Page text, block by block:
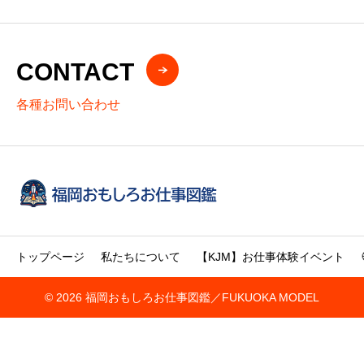
CONTACT
各種お問い合わせ
トップページ 私たちについて 【KJM】お仕事体験イベント
© 2026 福岡おもしろお仕事図鑑／FUKUOKA MODEL